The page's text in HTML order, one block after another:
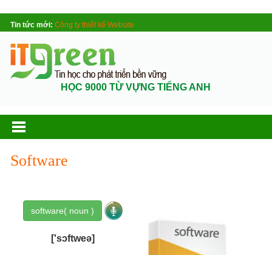
Tin tức mới: Công ty thiết kế Website
HỌC 9000 TỪ VỰNG TIẾNG ANH
Software
software( noun )
['sɔftweə]